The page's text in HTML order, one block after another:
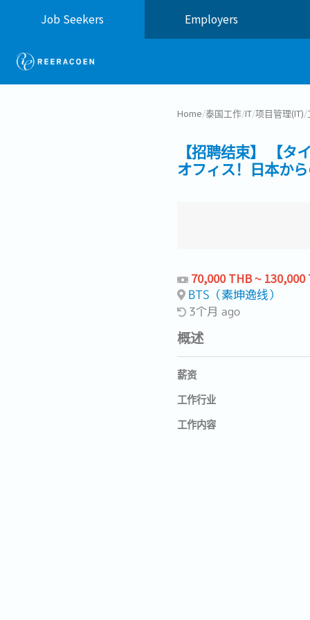
Job Seekers Employers
Home/泰国工作/IT/项目管理(IT)/
【招聘结束】 【
オフィス！日本か
70,000 THB ~ 130,000
BTS（素坤逸线）
3个月 ago
概述
薪资
工作行业
工作内容